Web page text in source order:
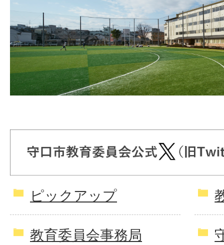
ピックアップ
教育委員会事務局